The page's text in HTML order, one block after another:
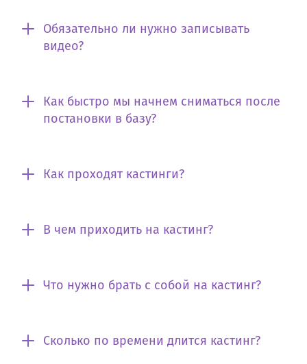
Обязательно ли нужно записывать
видео?
Как быстро мы начнем сниматься после
постановки в базу?
Как проходят кастинги?
В чем приходить на кастинг?
Что нужно брать с собой на кастинг?
Сколько по времени длится кастинг?